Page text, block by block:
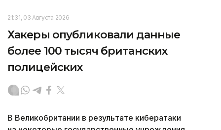
21:31, 03 Августа 2026
Хакеры опубликовали данные
более 100 тысяч британских
полицейских
В Великобритании в результате кибератаки